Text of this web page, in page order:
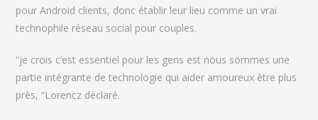
pour Android clients, donc établir leur lieu comme un vrai
technophile réseau social pour couples.
“je crois c’est essentiel pour les gens est nous sommes une
partie intégrante de technologie qui aider amoureux être plus
près, “Lorencz déclaré.